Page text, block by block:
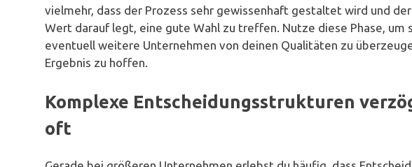
vielmehr, dass der Prozess sehr gewissenhaft gestaltet wird und
Wert darauf legt, eine gute Wahl zu treffen. Nutze diese Phase, um
eventuell weitere Unternehmen von deinen Qualitäten zu
Ergebnis zu hoffen.
Komplexe Entscheidungsstrukturen
oft